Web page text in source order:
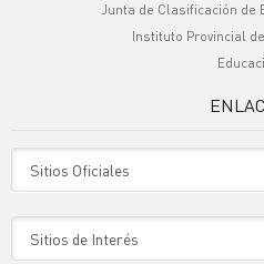
Junta de Clasificación de
Instituto Provincial